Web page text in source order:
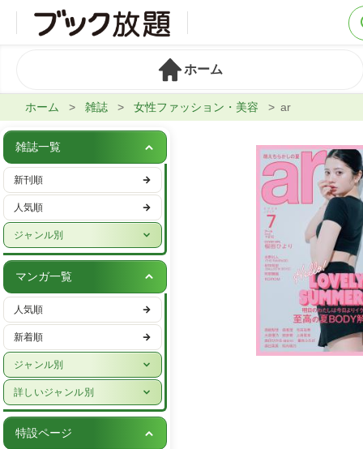
ホーム
ホーム 雑誌 女性ファッション・美容 ar
雑誌一覧
新刊順
人気順
ジャンル別
週刊誌
ビジネス・IT・マネー
女性ファッション・美容
女性ライフスタイル・健康
グルメ・レシピ
車・バイク
マンガ一覧
人気順
新着順
ジャンル別
少年漫画
青年漫画
詳しいジャンル別
ハーレクイン
特設ページ